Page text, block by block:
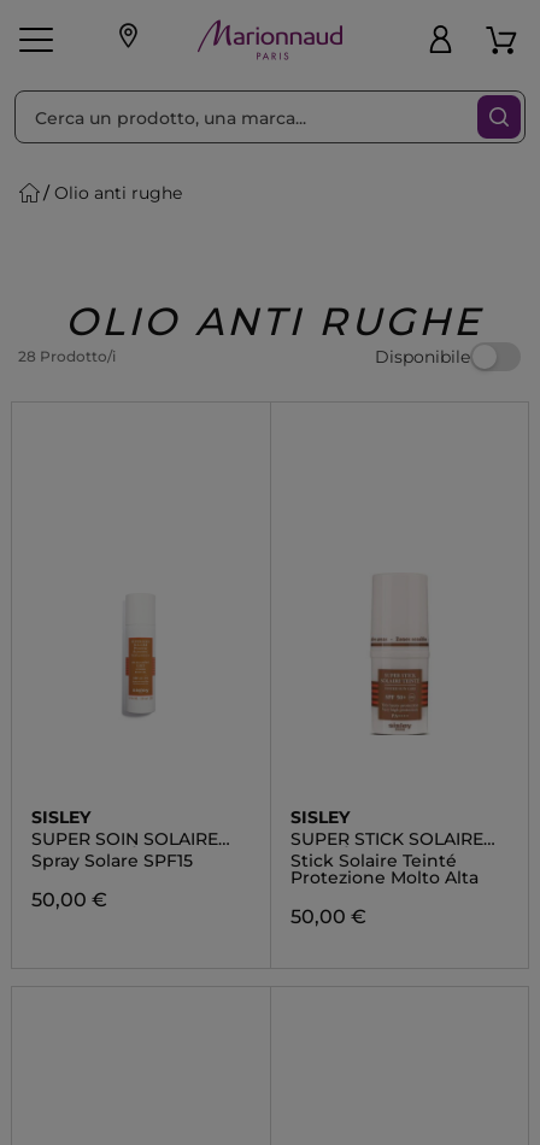
Make-up Profumi
Regalo
Olio anti rughe
OLIO ANTI RUGHE
28 Prodotto/i Disponibile
Ordina per Filtra
SISLEY
SUPER SOIN SOLAIRE
HUILE D'ETÉ CORPS
Spray Solare SPF15
50,00 €
SISLEY
SUPER STICK SOLAIRE
TEINTÉ SPF 50+
Stick Solaire Teinté
Protezione Molto Alta
50,00 €